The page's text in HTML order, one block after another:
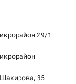
29/1
Шакирова, 35